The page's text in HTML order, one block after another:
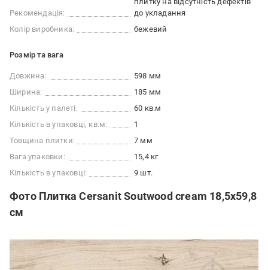
Рекомендація:
до укладання
Колір виробника:
бежевий
Розмір та вага
Довжина:
598 мм
Ширина:
185 мм
Кількість у палеті:
60 кв.м
Кількість в упаковці, кв.м:
1
Товщина плитки:
7 мм
Вага упаковки:
15,4 кг
Кількість в упаковці:
9 шт.
Фото Плитка Cersanit Soutwood cream 18,5x59,8
см